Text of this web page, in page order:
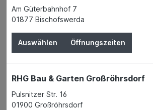
Kletterrosen in
Stab Kletterrosen
Am Güterbahnhof 7
01877 Bischofswerda
Auswählen Öffnungszeiten
RHG Bau & Garten Großröhrsdorf
Pulsnitzer Str. 16
01900 Großröhrsdorf